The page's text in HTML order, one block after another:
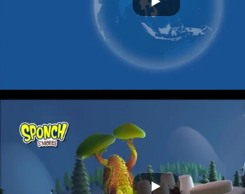
Cerveza Imperial